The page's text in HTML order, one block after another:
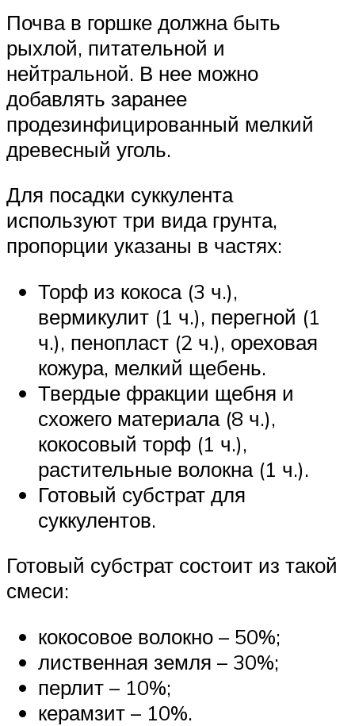
Почва в горшке должна быть
рыхлой, питательной и
нейтральной. В нее можно
добавлять заранее
продезинфицированный мелкий
древесный уголь.
Для посадки суккулента
используют три вида грунта,
пропорции указаны в частях:
Торф из кокоса (3 ч.),
вермикулит (1 ч.), перегной (1
ч.), пенопласт (2 ч.), ореховая
кожура, мелкий щебень.
Твердые фракции щебня и
схожего материала (8 ч.),
кокосовый торф (1 ч.),
растительные волокна (1 ч.).
Готовый субстрат для
суккулентов.
Готовый субстрат состоит из такой
смеси:
кокосовое волокно – 50%;
лиственная земля – 30%;
перлит – 10%;
керамзит – 10%.